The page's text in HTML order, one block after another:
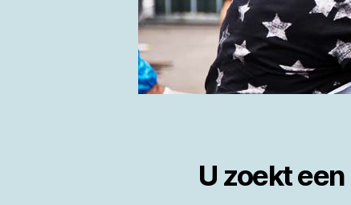
U zoekt een